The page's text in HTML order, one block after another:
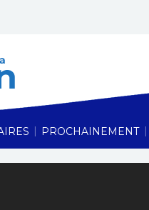
| PROCHAINEMENT |